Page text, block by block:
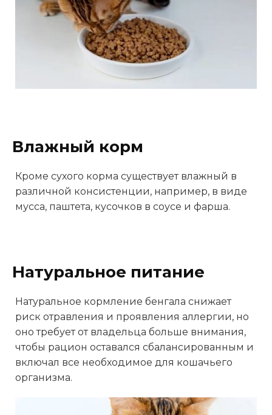
Влажный корм
Кроме сухого корма существует влажный в
различной консистенции, например, в виде
мусса, паштета, кусочков в соусе и фарша.
Натуральное питание
Натуральное кормление бенгала снижает
риск отравления и проявления аллергии, но
оно требует от владельца больше внимания,
чтобы рацион оставался сбалансированным и
включал все необходимое для кошачьего
организма.